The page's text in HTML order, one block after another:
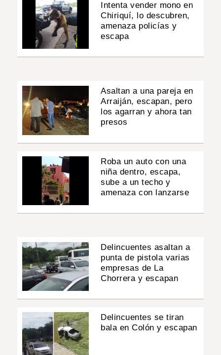
Intenta vender mono en
Chiriquí, lo descubren,
amenaza policías y
escapa
Asaltan a una pareja en
Arraiján, escapan, pero
los agarran y ahora tan
presos
Roba un auto con una
niña dentro, escapa,
sube a un techo y
amenaza con lanzarse
Delincuentes asaltan a
punta de pistola varias
empresas de La
Chorrera y escapan
Delincuentes se tiran
bala en Colón y escapan